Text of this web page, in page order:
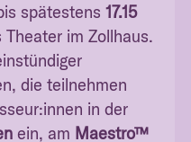
spätestens17.15
im Zollhaus.
die teilnehmen
in der
ein, am Maestro™